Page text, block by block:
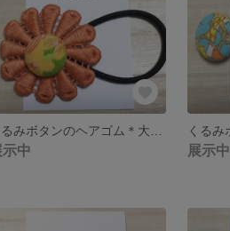
示中 展示中